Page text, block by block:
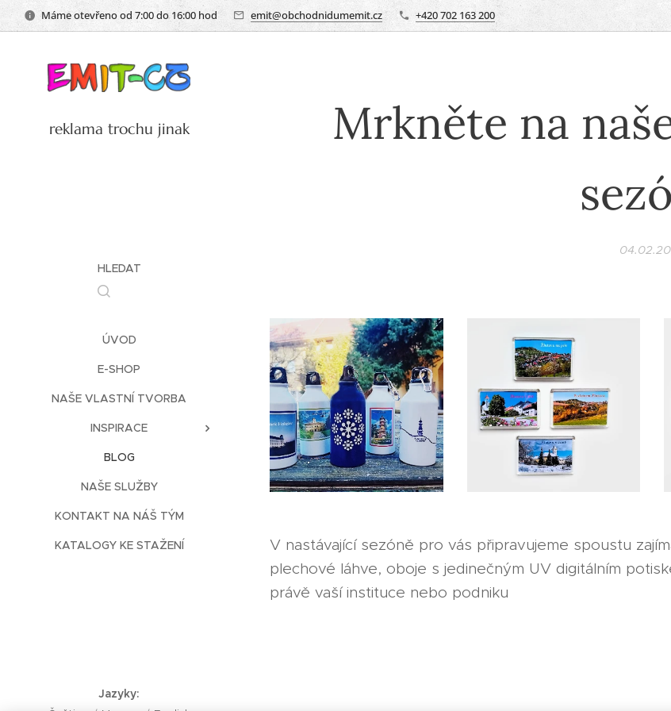
Máme otevřeno od 7:00 do 16:00 hod emit@obchodnidumemit.cz +420 702 163 200
reklama trochu jinak
HLEDAT
ÚVOD
E-SHOP
NAŠE VLASTNÍ TVORBA
INSPIRACE
BLOG
NAŠE SLUŽBY
KONTAKT NA NÁŠ TÝM
KATALOGY KE STAŽENÍ
Mrkněte na
V nastávající sezóně pro vás připravujeme spoustu
plechové láhve, oboje s jedinečným UV digitálním
právě vaší instituce nebo podniku👍
Jazyky